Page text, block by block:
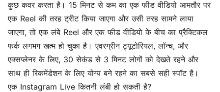
कुछ कवर करता है। 15 मिनट से कम का एक फीड वीडियो आमतौर पर
एक Reel की तरह ट्रीट किया जाएगा और उसी तरह सामने लाया
जाएगा, तो एक लंबे Reel और एक फीड वीडियो के बीच का प्रैक्टिकल
फर्क लगभग खत्म हो चुका है। एवरग्रीन ट्यूटोरियल, लॉन्च, और
एक्सप्लेनर के लिए, 30 सेकंड से 3 मिनट लोगों को देखते रहने और
साथ ही रिकमेंडेशन के लिए योग्य बने रहने का सबसे सही स्पॉट है।
एक Instagram Live कितनी लंबी हो सकती है?